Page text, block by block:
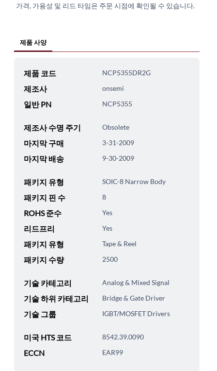
가격, 가용성 및 리드 타임은 주문 시점에 확인될 수 있습니다.
제품 사양
제품 코드 NCP5355DR2G
제조사 onsemi
일반 PN NCP5355
제조사 수명 주기 Obsolete
마지막 구매 3-31-2009
마지막 배송 9-30-2009
패키지 유형 SOIC-8 Narrow Body
패키지 핀 수 8
ROHS 준수 Yes
리드프리 Yes
패키지 유형 Tape & Reel
패키지 수량 2500
기술 카테고리 Analog & Mixed Signal
기술 하위 카테고리 Bridge & Gate Driver
기술 그룹 IGBT/MOSFET Drivers
미국 HTS 코드 8542.39.0090
ECCN EAR99